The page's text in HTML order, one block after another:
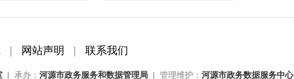
网站声明 联系我们
| 承办： 河源市政务服务和数据管理局 | 管理维护： 河源市政务数据服务中心